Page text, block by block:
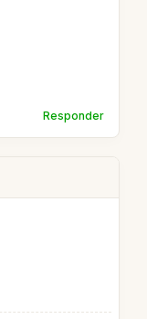
Responder